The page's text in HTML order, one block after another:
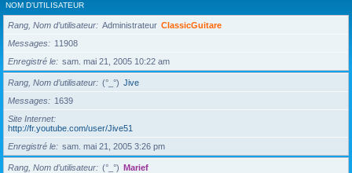
NOM D’UTILISATEUR
Rang, Nom d’utilisateur Administrateur ClassicGuitare
Messages
11908
Enregistré le
sam. mai 21, 2005 10:22 am
Rang, Nom d’utilisateur (°_°) Jive
Messages
1639
Site Internet
http://fr.youtube.com/user/Jive51
Enregistré le
sam. mai 21, 2005 3:26 pm
Rang, Nom d’utilisateur (°_°) Marief